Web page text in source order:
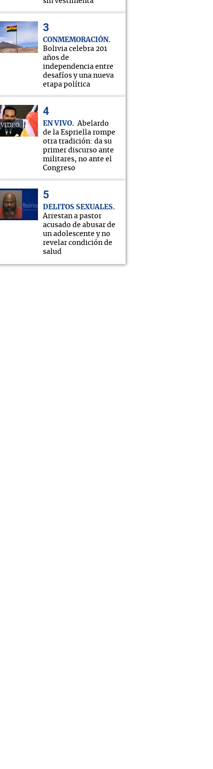
CONMEMORACIÓN
Bolivia celebra 201
años de
independencia entre
desafíos y una nueva
etapa política
VIDEO EN VIVO
Abelardo
de la Espriella rompe
otra tradición: da su
primer discurso ante
militares, no ante el
Congreso
DELITOS SEXUALES
Arrestan a pastor
acusado de abusar de
un adolescente y no
revelar condición de
salud